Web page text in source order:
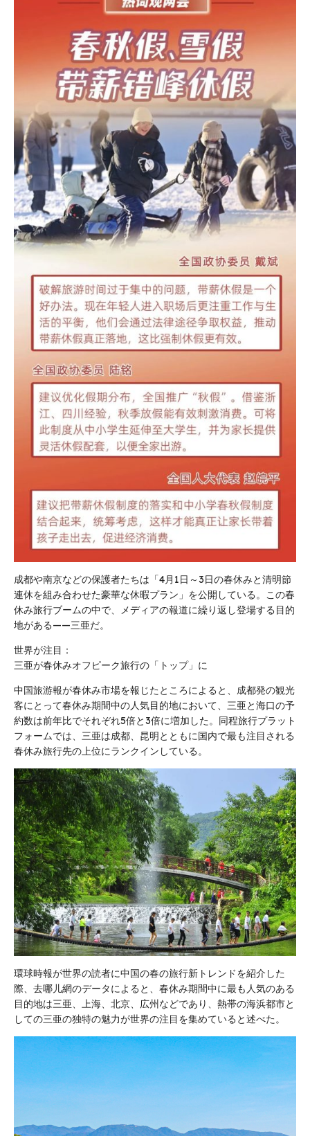
成都や南京などの保護者たちは「4月1日～3日の春休みと清明節
連休を組み合わせた豪華な休暇プラン」を公開している。この春
休み旅行ブームの中で、メディアの報道に繰り返し登場する目的
地がある——三亜だ。
世界が注目：
三亜が春休みオフピーク旅行の「トップ」に
中国旅游報が春休み市場を報じたところによると、成都発の観光
客にとって春休み期間中の人気目的地において、三亜と海口の予
約数は前年比でそれぞれ5倍と3倍に増加した。同程旅行プラット
フォームでは、三亜は成都、昆明とともに国内で最も注目される
春休み旅行先の上位にランクインしている。
環球時報が世界の読者に中国の春の旅行新トレンドを紹介した
際、去哪儿網のデータによると、春休み期間中に最も人気のある
目的地は三亜、上海、北京、広州などであり、熱帯の海浜都市と
しての三亜の独特の魅力が世界の注目を集めていると述べた。